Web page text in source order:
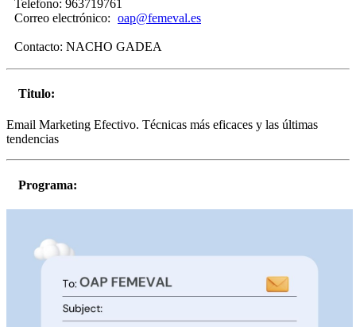
Telefono: 963719761
Correo electrónico: oap@femeval.es
Contacto: NACHO GADEA
Titulo:
Email Marketing Efectivo. Técnicas más eficaces y las últimas
tendencias
Programa: